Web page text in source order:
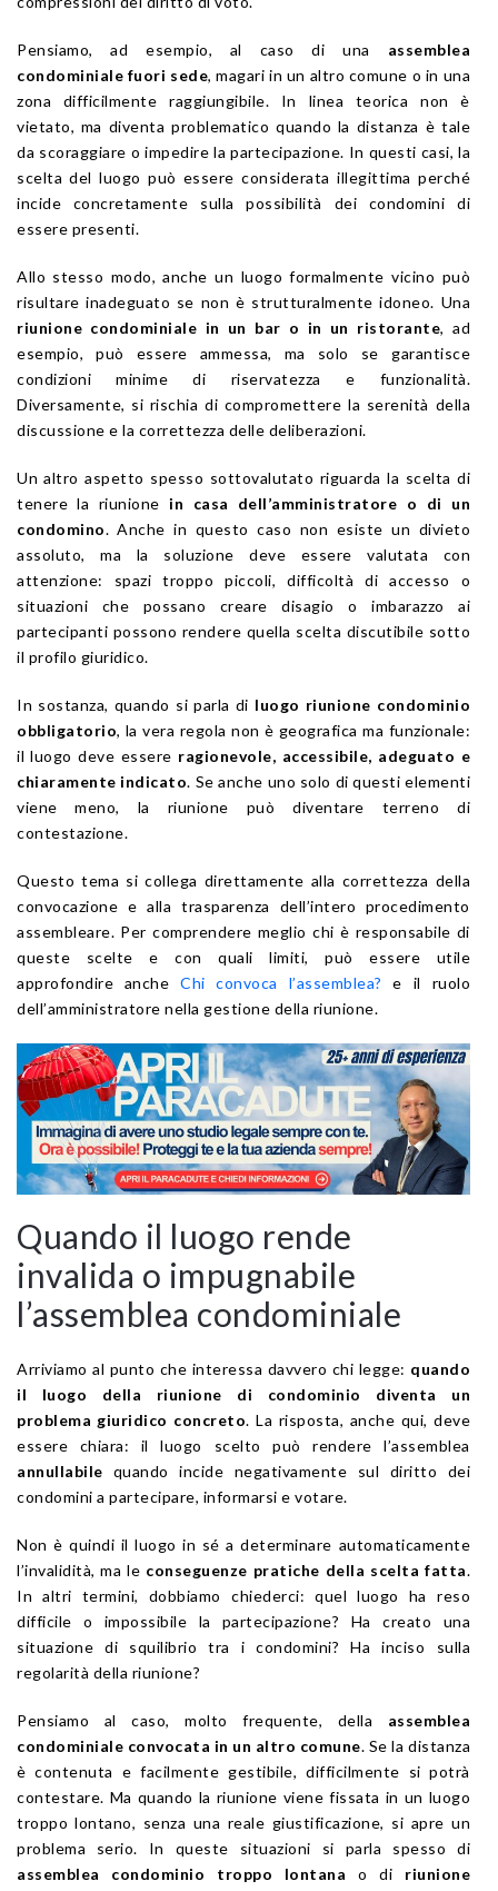
Pensiamo, ad esempio, al caso di una assemblea
condominiale fuori sede, magari in un altro comune o in una
zona difficilmente raggiungibile. In linea teorica non è
vietato, ma diventa problematico quando la distanza è tale
da scoraggiare o impedire la partecipazione. In questi casi, la
scelta del luogo può essere considerata illegittima perché
incide concretamente sulla possibilità dei condomini di
essere presenti.
Allo stesso modo, anche un luogo formalmente vicino può
risultare inadeguato se non è strutturalmente idoneo. Una
riunione condominiale in un bar o in un ristorante, ad
esempio, può essere ammessa, ma solo se garantisce
condizioni minime di riservatezza e funzionalità.
Diversamente, si rischia di compromettere la serenità della
discussione e la correttezza delle deliberazioni.
Un altro aspetto spesso sottovalutato riguarda la scelta di
tenere la riunione in casa dell’amministratore o di un
condomino. Anche in questo caso non esiste un divieto
assoluto, ma la soluzione deve essere valutata con
attenzione: spazi troppo piccoli, difficoltà di accesso o
situazioni che possano creare disagio o imbarazzo ai
partecipanti possono rendere quella scelta discutibile sotto
il profilo giuridico.
In sostanza, quando si parla di luogo riunione condominio
obbligatorio, la vera regola non è geografica ma funzionale:
il luogo deve essere ragionevole, accessibile, adeguato e
chiaramente indicato. Se anche uno solo di questi elementi
viene meno, la riunione può diventare terreno di
contestazione.
Questo tema si collega direttamente alla correttezza della
convocazione e alla trasparenza dell’intero procedimento
assembleare. Per comprendere meglio chi è responsabile di
queste scelte e con quali limiti, può essere utile
approfondire ancheChi convoca l’assemblea? e il ruolo
dell’amministratore nella gestione della riunione.
Quando il luogo rende
invalida o impugnabile
l’assemblea condominiale
Arriviamo al punto che interessa davvero chi legge: quando
il luogo della riunione di condominio diventa un
problema giuridico concreto. La risposta, anche qui, deve
essere chiara: il luogo scelto può rendere l’assemblea
annullabile quando incide negativamente sul diritto dei
condomini a partecipare, informarsi e votare.
Non è quindi il luogo in sé a determinare automaticamente
l’invalidità, ma le conseguenze pratiche della scelta fatta.
In altri termini, dobbiamo chiederci: quel luogo ha reso
difficile o impossibile la partecipazione? Ha creato una
situazione di squilibrio tra i condomini? Ha inciso sulla
regolarità della riunione?
Pensiamo al caso, molto frequente, della assemblea
condominiale convocata in un altro comune. Se la distanza
è contenuta e facilmente gestibile, difficilmente si potrà
contestare. Ma quando la riunione viene fissata in un luogo
troppo lontano, senza una reale giustificazione, si apre un
problema serio. In queste situazioni si parla spesso di
assemblea condominio troppo lontana o di riunione